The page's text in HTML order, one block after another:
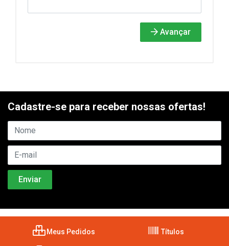
Avançar
Cadastre-se para receber nossas ofertas!
Meus Pedidos Títulos